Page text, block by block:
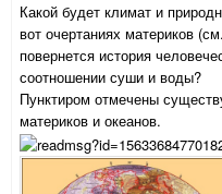
Какой будет климат и
вот очертаниях материков
повернется история
соотношении суши и воды?
Пунктиром отмечены
материков и океанов.